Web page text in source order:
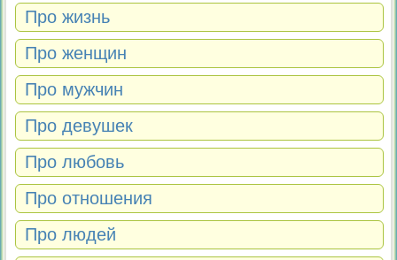
Про жизнь
Про женщин
Про мужчин
Про девушек
Про любовь
Про отношения
Про людей